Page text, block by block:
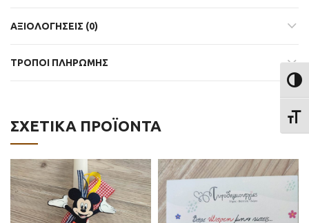
ΑΞΙΟΛΟΓΉΣΕΙΣ (0)
ΤΡΟΠΟΙ ΠΛΗΡΩΜΗΣ
ΣΧΕΤΙΚΆ ΠΡΟΪΌΝΤΑ